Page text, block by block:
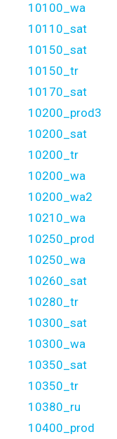
10100_wa
10110_sat
10150_sat
10150_tr
10170_sat
10200_prod3
10200_sat
10200_tr
10200_wa
10200_wa2
10210_wa
10250_prod
10250_wa
10260_sat
10280_tr
10300_sat
10300_wa
10350_sat
10350_tr
10380_ru
10400_prod